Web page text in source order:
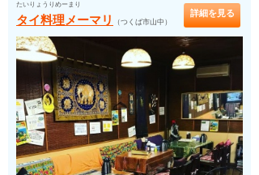
たいりょうりめーまり
タイ料理メーマリ （つくば市山中）
詳細を見る